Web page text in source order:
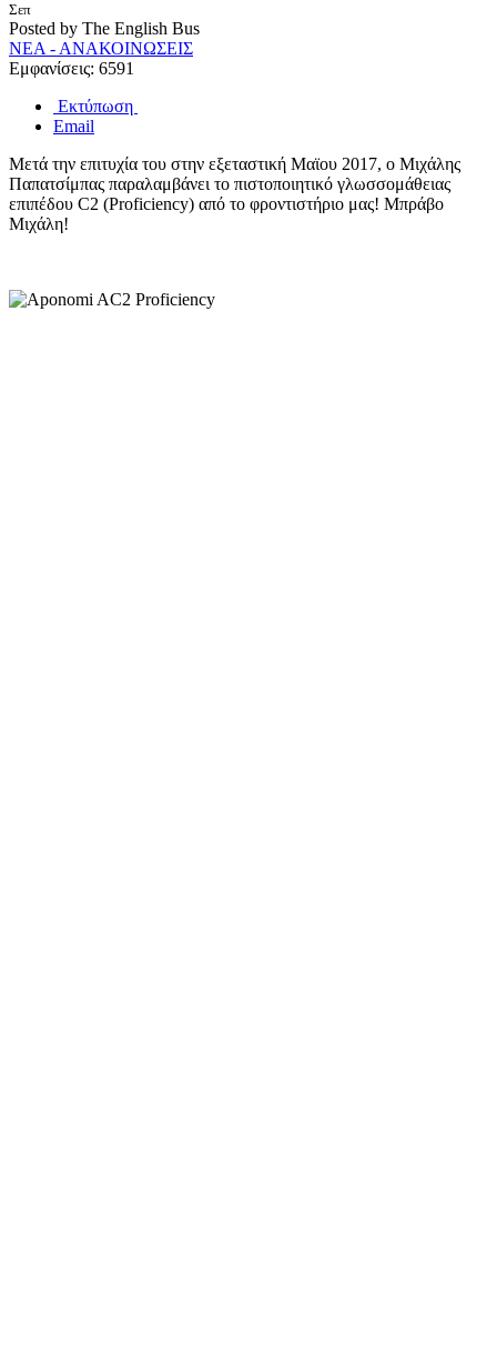
Σεπ
Posted by The English Bus
ΝΕΑ - ΑΝΑΚΟΙΝΩΣΕΙΣ
Εμφανίσεις: 6591
Εκτύπωση
Email
Μετά την επιτυχία του στην εξεταστική Μαϊου 2017, ο Μιχάλης
Παπατσίμπας παραλαμβάνει το πιστοποιητικό γλωσσομάθειας
επιπέδου C2 (Proficiency) από το φροντιστήριο μας! Μπράβο
Μιχάλη!